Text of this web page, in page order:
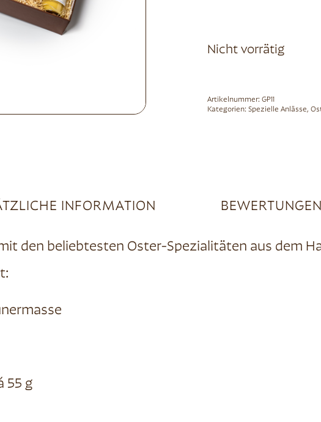
Nicht vorrätig
Artikelnummer: GP11
Kategorien: Spezielle Anlässe,
INFORMATION
den beliebtesten Oster-Spezialitäten aus dem
55 g